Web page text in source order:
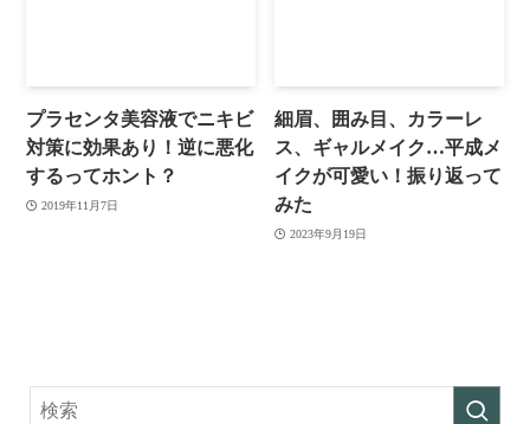
プラセンタ美容液でニキビ
対策に効果あり！逆に悪化
するってホント？
2019年11月7日
細眉、囲み目、カラーレ
ス、ギャルメイク…平成メ
イクが可愛い！振り返って
みた
2023年9月19日